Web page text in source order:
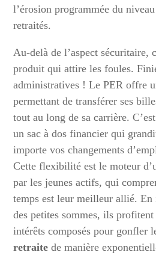
l’érosion programmée du
retraités.
Au-delà de l’aspect sécuritaire,
produit qui attire les foules.
administratives ! Le PER offre
permettant de transférer ses
tout au long de sa carrière.
un sac à dos financier qui
importe vos changements
Cette flexibilité est le moteur
par les jeunes actifs, qui
temps est leur meilleur allié. En
des petites sommes, ils profitent
intérêts composés pour gonfler
retraite de manière